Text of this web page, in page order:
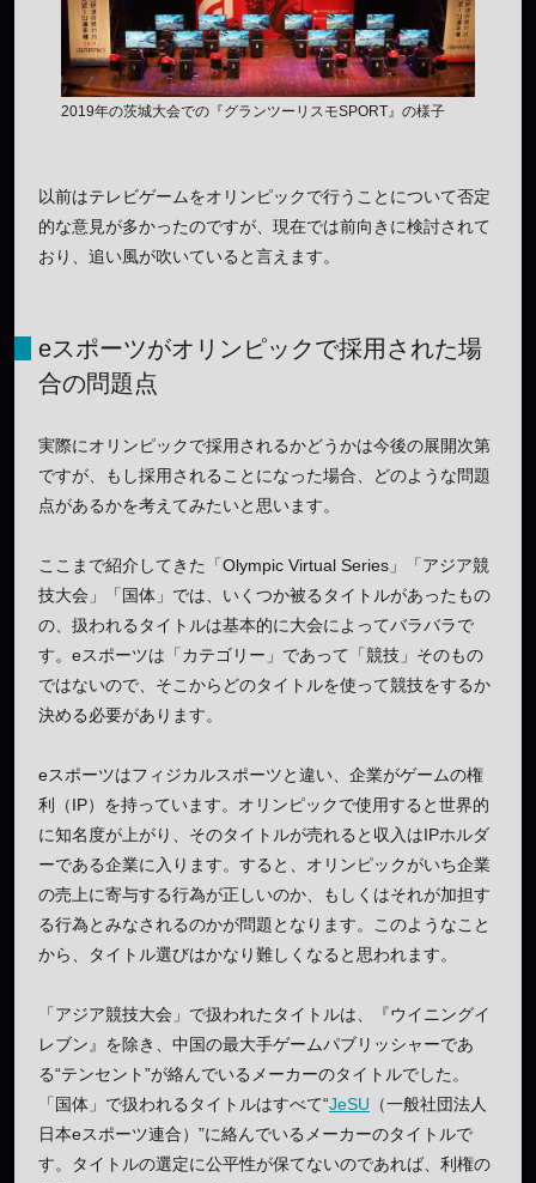
2019年の茨城大会での『グランツーリスモSPORT』の様子
以前はテレビゲームをオリンピックで行うことについて否定
的な意見が多かったのですが、現在では前向きに検討されて
おり、追い風が吹いていると言えます。
eスポーツがオリンピックで採用された場
合の問題点
実際にオリンピックで採用されるかどうかは今後の展開次第
ですが、もし採用されることになった場合、どのような問題
点があるかを考えてみたいと思います。
ここまで紹介してきた「Olympic Virtual Series」「アジア競
技大会」「国体」では、いくつか被るタイトルがあったもの
の、扱われるタイトルは基本的に大会によってバラバラで
す。eスポーツは「カテゴリー」であって「競技」そのもの
ではないので、そこからどのタイトルを使って競技をするか
決める必要があります。
eスポーツはフィジカルスポーツと違い、企業がゲームの権
利（IP）を持っています。オリンピックで使用すると世界的
に知名度が上がり、そのタイトルが売れると収入はIPホルダ
ーである企業に入ります。すると、オリンピックがいち企業
の売上に寄与する行為が正しいのか、もしくはそれが加担す
る行為とみなされるのかが問題となります。このようなこと
から、タイトル選びはかなり難しくなると思われます。
「アジア競技大会」で扱われたタイトルは、『ウイニングイ
レブン』を除き、中国の最大手ゲームパブリッシャーであ
る“テンセント”が絡んでいるメーカーのタイトルでした。
「国体」で扱われるタイトルはすべて“JeSU （一般社団法人
日本eスポーツ連合）”に絡んでいるメーカーのタイトルで
す。タイトルの選定に公平性が保てないのであれば、利権の